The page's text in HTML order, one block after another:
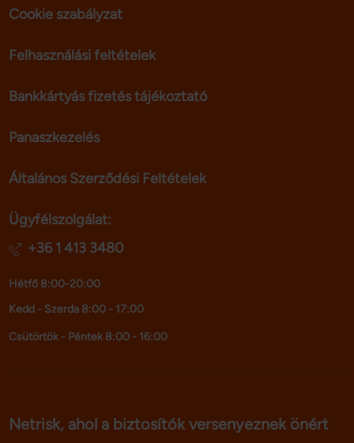
Cookie szabályzat
Felhasználási feltételek
Bankkártyás fizetés tájékoztató
Panaszkezelés
Általános Szerződési Feltételek
Ügyfélszolgálat:
+36 1 413 3480
Hétfő 8:00-20:00
Kedd - Szerda 8:00 - 17:00
Csütörtök - Péntek 8:00 - 16:00
Netrisk, ahol a biztosítók versenyeznek önért